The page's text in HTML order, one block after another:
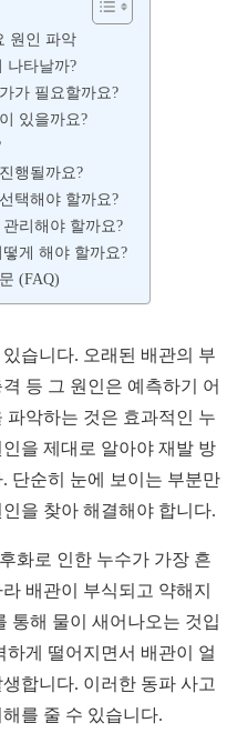
원인 파악
나타날까?
가 필요할까요?
있을까요?
행될까요?
택해야 할까요?
리해야 할까요?
게 해야 할까요?
(FAQ)
습니다. 오래된 배관의 부
등 그 원인은 예측하기 어
파악하는 것은 효과적인 누
을 제대로 알아야 재발 방
단순히 눈에 보이는 부분만
을 찾아 해결해야 합니다.
화로 인한 누수가 가장 흔
배관이 부식되고 약해지
통해 물이 새어나오는 것입
게 떨어지면서 배관이 얼
합니다. 이러한 동파 사고
를 줄 수 있습니다.